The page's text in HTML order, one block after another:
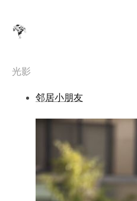
光影
邻居小朋友